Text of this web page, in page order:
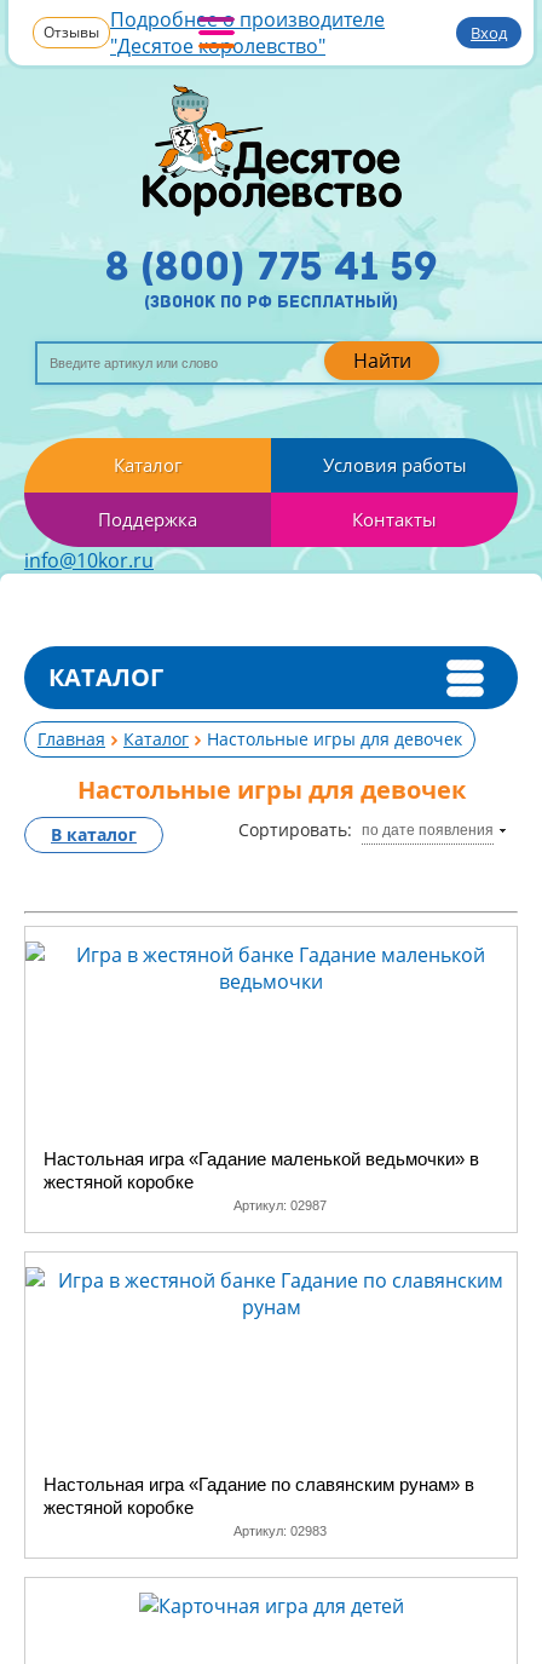
Отзывы Подробнее о производителе
"Десятое королевство"
Вход
Найти
8 (800) 775 41 59
(звонок по рф бесплатный)
Каталог Условия работы
Поддержка Контакты
info@10kor.ru
КАТАЛОГ
Главная Каталог Настольные игры для девочек
Настольные игры для девочек
Сортировать: по дате появления
В каталог
Настольная игра «Гадание маленькой ведьмочки» в
жестяной коробке
Артикул: 02987
Настольная игра «Гадание по славянским рунам» в
жестяной коробке
Артикул: 02983